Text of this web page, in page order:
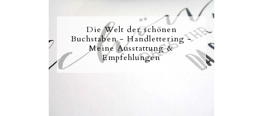
Die Welt der schönen
Buchstaben - Handlettering -
Meine Ausstattung &
Empfehlungen